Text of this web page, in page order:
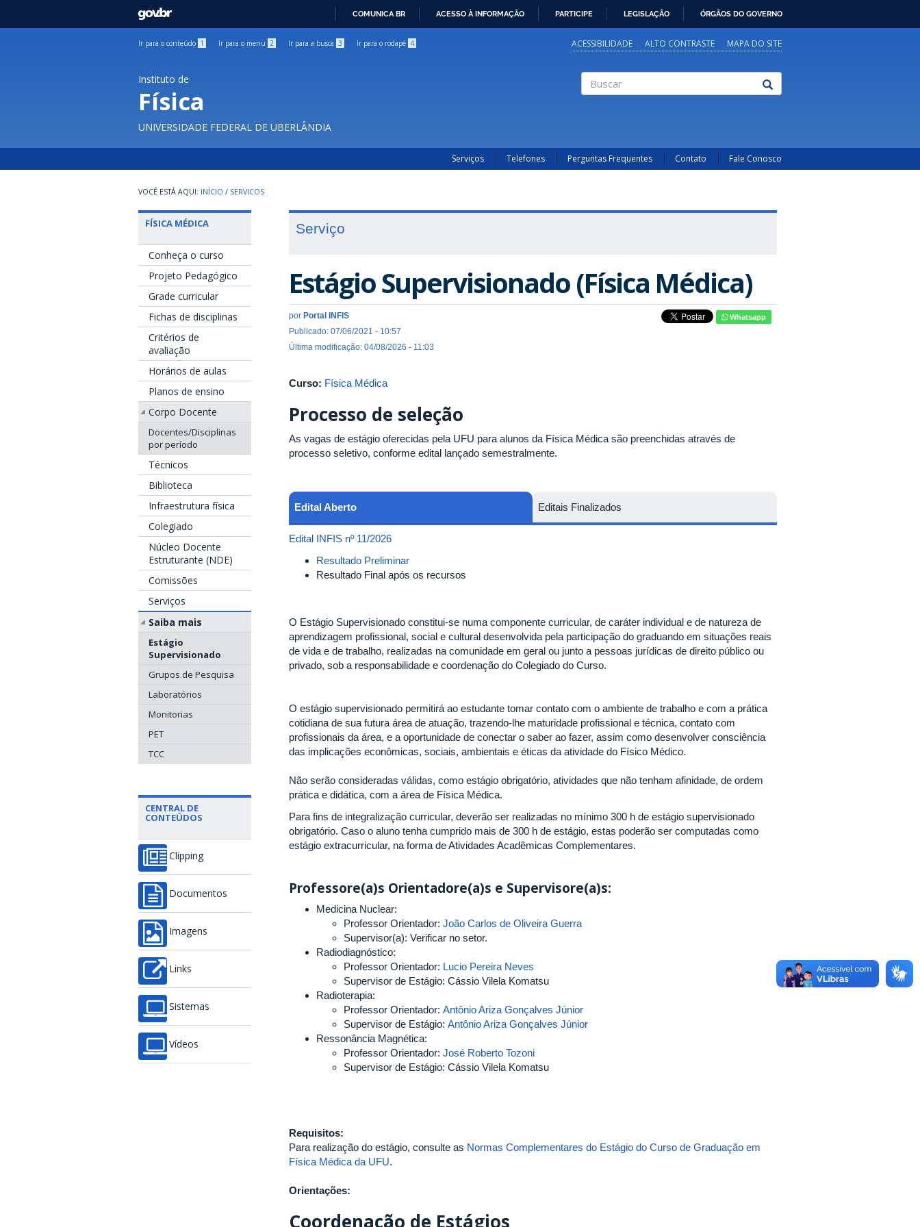
GOVBR
COMUNICA BR ACESSO À INFORMAÇÃO PARTICIPE LEGISLAÇÃO ÓRGÃOS DO GOVERNO
Ir para o conteúdo 1 Ir para o menu 2 Ir para a busca 3 Ir para o rodapé 4 ACESSIBILIDADE ALTO CONTRASTE MAPA DO SITE
Instituto de
Física
UNIVERSIDADE FEDERAL DE UBERLÂNDIA
Serviços Telefones Perguntas Frequentes Contato Fale Conosco
INÍCIO / SERVICOS
FÍSICA MÉDICA
Conheça o curso
Projeto Pedagógico
Grade curricular
Fichas de disciplinas
Critérios de
avaliação
Horários de aulas
Planos de ensino
Corpo Docente
Docentes/Disciplinas
por período
Técnicos
Biblioteca
Infraestrutura física
Colegiado
Núcleo Docente
Estruturante (NDE)
Comissões
Serviços
Saiba mais
Estágio
Supervisionado
Grupos de Pesquisa
Laboratórios
Monitorias
PET
TCC
CENTRAL DE
CONTEÚDOS
Clipping
Documentos
Imagens
Links
Sistemas
Vídeos
Serviço
Estágio Supervisionado (Física Médica)
por Portal INFIS
Publicado: 07/06/2021 - 10:57
Última modificação: 04/08/2026 - 11:03
Whatsapp
Curso: Física Médica
Processo de seleção
As vagas de estágio oferecidas pela UFU para alunos da Física Médica são preenchidas através de
processo seletivo, conforme edital lançado semestralmente.
Edital Aberto
Edital INFIS nº 11/2026
Resultado Preliminar
Resultado Final após os recursos
Editais Finalizados
O Estágio Supervisionado constitui-se numa componente curricular, de caráter individual e de natureza de
aprendizagem profissional, social e cultural desenvolvida pela participação do graduando em situações reais
de vida e de trabalho, realizadas na comunidade em geral ou junto a pessoas jurídicas de direito público ou
privado, sob a responsabilidade e coordenação do Colegiado do Curso.
O estágio supervisionado permitirá ao estudante tomar contato com o ambiente de trabalho e com a prática
cotidiana de sua futura área de atuação, trazendo-lhe maturidade profissional e técnica, contato com
profissionais da área, e a oportunidade de conectar o saber ao fazer, assim como desenvolver consciência
das implicações econômicas, sociais, ambientais e éticas da atividade do Físico Médico.
Não serão consideradas válidas, como estágio obrigatório, atividades que não tenham afinidade, de ordem
prática e didática, com a área de Física Médica.
Para fins de integralização curricular, deverão ser realizadas no mínimo 300 h de estágio supervisionado
obrigatório. Caso o aluno tenha cumprido mais de 300 h de estágio, estas poderão ser computadas como
estágio extracurricular, na forma de Atividades Acadêmicas Complementares.
Professore(a)s Orientadore(a)s e Supervisore(a)s:
Medicina Nuclear:
Professor Orientador: João Carlos de Oliveira Guerra
Supervisor(a): Verificar no setor.
Radiodiagnóstico:
Professor Orientador: Lucio Pereira Neves
Supervisor de Estágio: Cássio Vilela Komatsu
Radioterapia:
Professor Orientador: Antônio Ariza Gonçalves Júnior
Supervisor de Estágio: Antônio Ariza Gonçalves Júnior
Ressonância Magnética:
Professor Orientador: José Roberto Tozoni
Supervisor de Estágio: Cássio Vilela Komatsu
Requisitos:
Para realização do estágio, consulte as Normas Complementares do Estágio do Curso de Graduação em
Física Médica da UFU.
Orientações:
Coordenação de Estágios